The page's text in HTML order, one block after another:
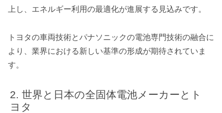
上し、エネルギー利用の最適化が進展する見込みです。
トヨタの車両技術とパナソニックの電池専門技術の融合に
より、業界における新しい基準の形成が期待されていま
す。
世界と日本の全固体電池メーカーとト
ヨタ